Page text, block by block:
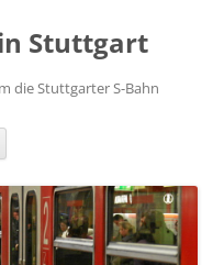
Stuttgart
die Stuttgarter S-Bahn